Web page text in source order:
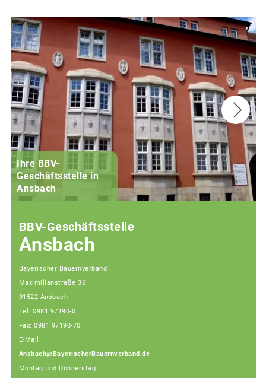
Ihre BBV-
Geschäftsstelle in
Ansbach
BBV-Geschäftsstelle
Ansbach
Bayerischer Bauernverband
Maximilianstraße 36
91522 Ansbach
Tel: 0981 97190-0
Fax: 0981 97190-70
E-Mail:
Ansbach@BayerischerBauernverband.de
Montag und Donnerstag